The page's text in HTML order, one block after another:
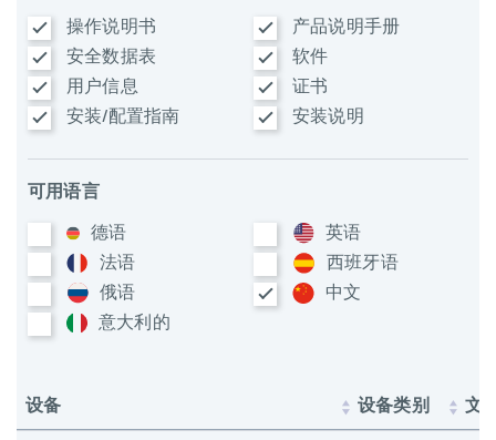
操作说明书
产品说明手册
安全数据表
软件
用户信息
证书
安装/配置指南
安装说明
可用语言
德语
英语
法语
西班牙语
俄语
中文
意大利​的
设备 设备类别 文